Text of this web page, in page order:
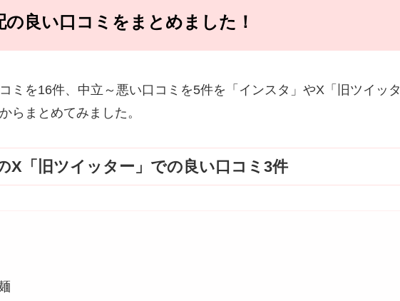
良い口コミをまとめました！
ミを16件、中立～悪い口コミを5件を「インスタ」やX「旧ツイッタ
らまとめてみました。
X「旧ツイッター」での良い口コミ3件